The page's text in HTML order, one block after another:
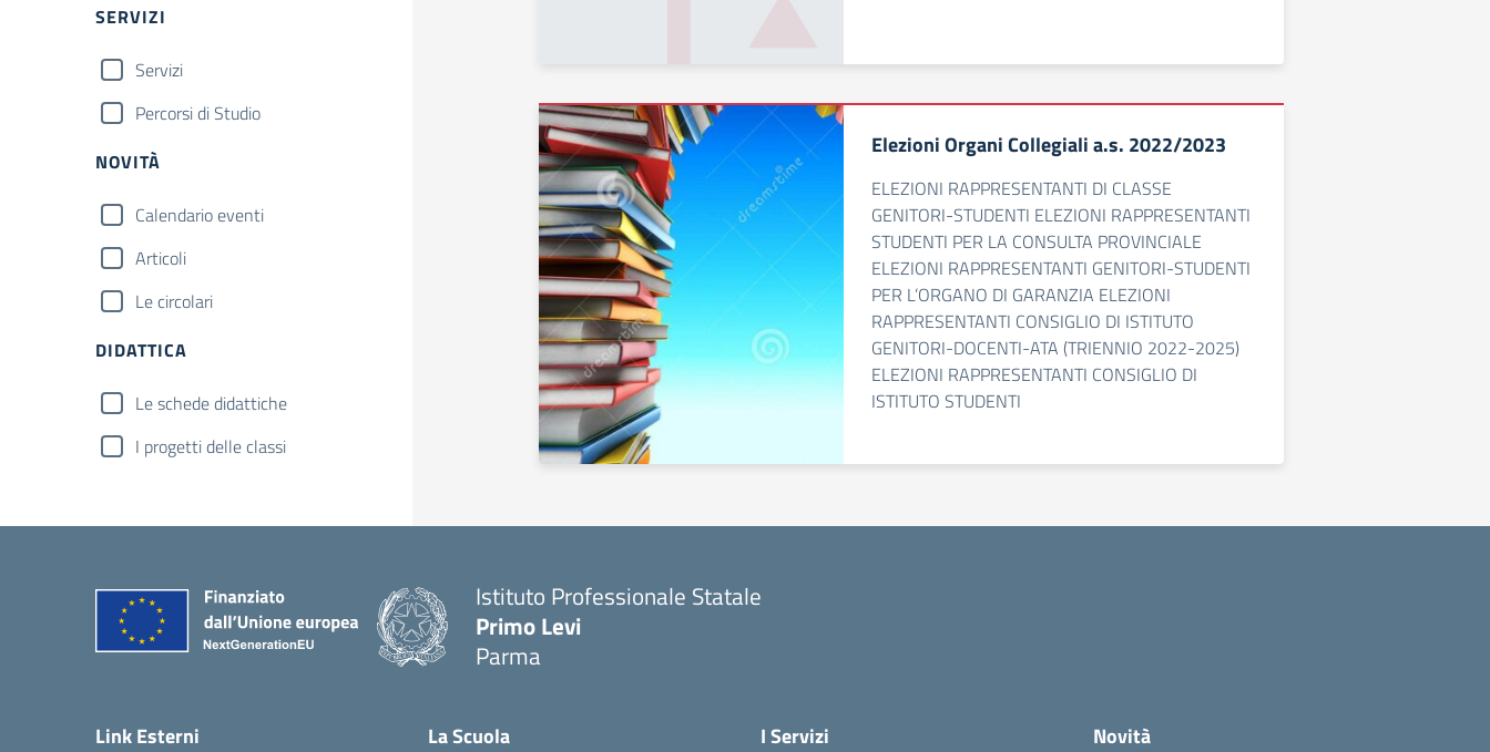
SERVIZI
Servizi
Percorsi di Studio
NOVITÀ
Calendario eventi
Articoli
Le circolari
DIDATTICA
Le schede didattiche
I progetti delle classi
Elezioni Organi Collegiali a.s. 2022/2023
ELEZIONI RAPPRESENTANTI DI CLASSE
GENITORI-STUDENTI ELEZIONI RAPPRESENTANTI
STUDENTI PER LA CONSULTA PROVINCIALE
ELEZIONI RAPPRESENTANTI GENITORI-STUDENTI
PER L’ORGANO DI GARANZIA ELEZIONI
RAPPRESENTANTI CONSIGLIO DI ISTITUTO
GENITORI-DOCENTI-ATA (TRIENNIO 2022-2025)
ELEZIONI RAPPRESENTANTI CONSIGLIO DI
ISTITUTO STUDENTI
Istituto Professionale Statale
Primo Levi
Parma
Link Esterni La Scuola I Servizi Novità